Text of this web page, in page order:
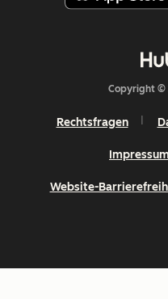
Copyright ©
Rechtsfragen
Impressum
Website-